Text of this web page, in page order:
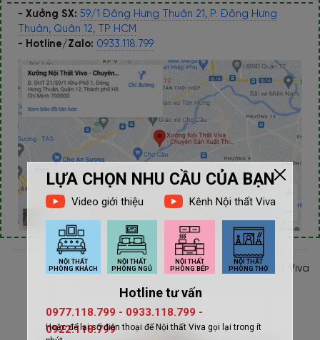
- Xưởng SX: 59/1 Đông Hưng Thuận 21, P. Đông Hưng
Thuận, Quận 12, TP HCM
- Hotline/Zalo: 0933.118.799
Thực hiện bởi: Team Marketing - Nội thất Viva
Tác giả